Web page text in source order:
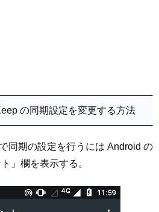
の同期設定を変更する方法
同期の設定を行うには Android の
」欄を表示する。